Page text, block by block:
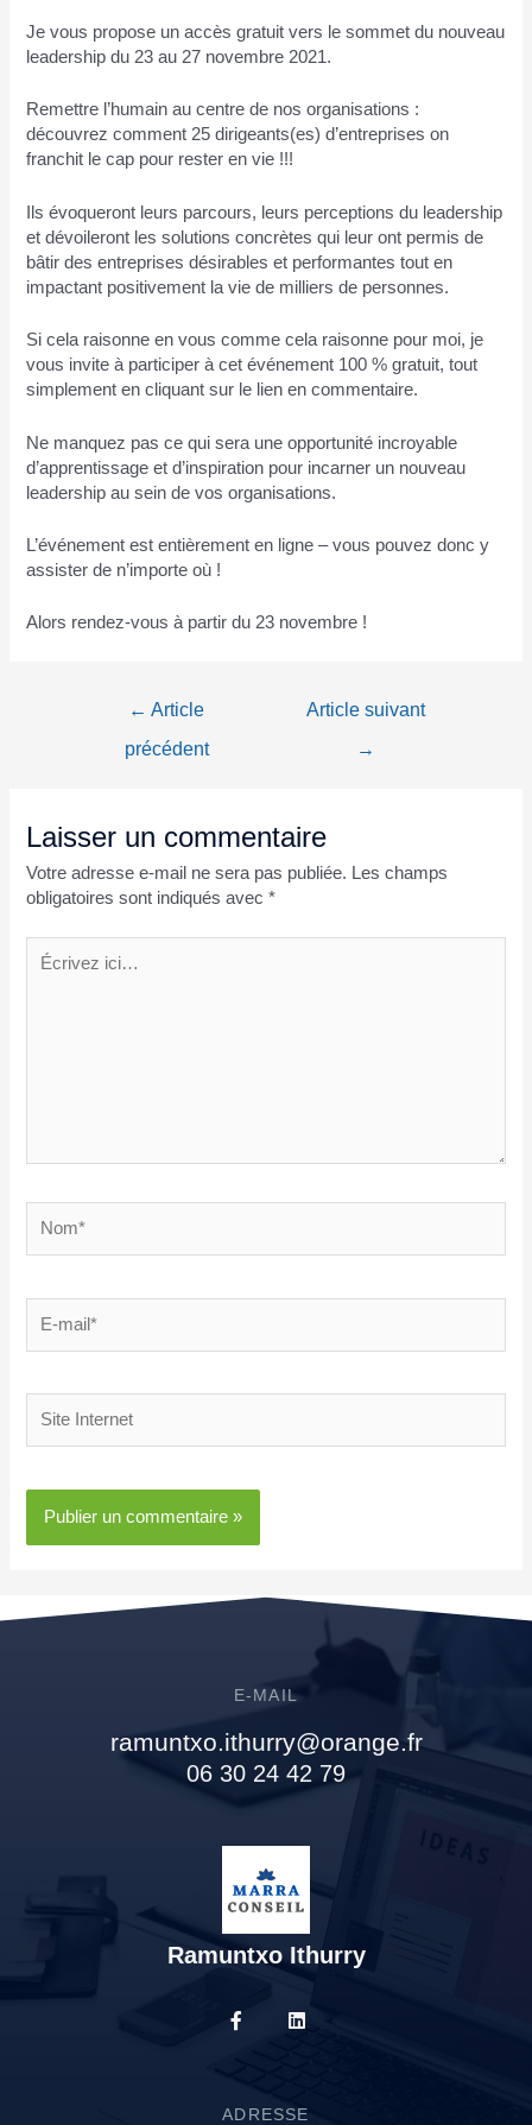
Je vous propose un accès gratuit vers le sommet du nouveau
leadership du 23 au 27 novembre 2021.
Remettre l’humain au centre de nos organisations :
découvrez comment 25 dirigeants(es) d’entreprises on
franchit le cap pour rester en vie !!!
Ils évoqueront leurs parcours, leurs perceptions du leadership
et dévoileront les solutions concrètes qui leur ont permis de
bâtir des entreprises désirables et performantes tout en
impactant positivement la vie de milliers de personnes.
Si cela raisonne en vous comme cela raisonne pour moi, je
vous invite à participer à cet événement 100 % gratuit, tout
simplement en cliquant sur le lien en commentaire.
Ne manquez pas ce qui sera une opportunité incroyable
d’apprentissage et d’inspiration pour incarner un nouveau
leadership au sein de vos organisations.
L’événement est entièrement en ligne – vous pouvez donc y
assister de n’importe où !
Alors rendez-vous à partir du 23 novembre !
← Article
précédent
Article suivant
→
Laisser un commentaire
Votre adresse e-mail ne sera pas publiée. Les champs
obligatoires sont indiqués avec*
E-MAIL
ramuntxo.ithurry@orange.fr
06 30 24 42 79
Ramuntxo Ithurry
ADRESSE